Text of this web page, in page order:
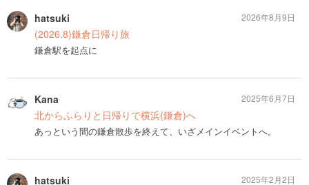
hatsuki
(2026.8)鎌倉日帰り旅
鎌倉駅を起点に
2026年8月9日
Kana
北からふらりと日帰りで横浜(鎌倉)へ
あっという間の鎌倉散歩を終えて、いざメインイベントへ。
2025年6月7日
hatsuki
2025年2月2日